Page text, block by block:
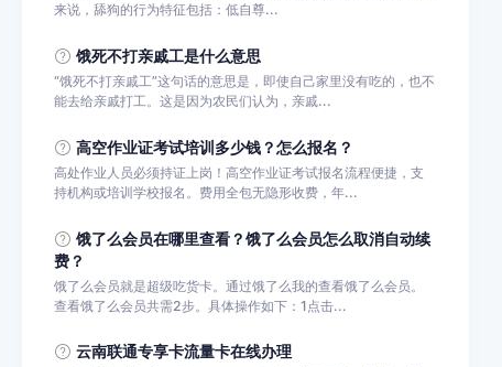
来说，舔狗的行为特征包括：‌‌低自尊...
饿死不打亲戚工是什么意思
“饿死不打亲戚工”这句话的意思是，即使自己家里没有吃的，也不
能去给亲戚打工。这是因为农民们认为，亲戚...
高空作业证考试培训多少钱？怎么报名？
高处作业人员必须持证上岗！高空作业证考试报名流程便捷，支
持机构或培训学校报名。费用全包无隐形收费，年...
饿了么会员在哪里查看？饿了么会员怎么取消自动续
费？
饿了么会员就是超级吃货卡。通过饿了么我的查看饿了么会员。
查看饿了么会员共需2步。具体操作如下：1点击...
云南联通专享卡流量卡在线办理